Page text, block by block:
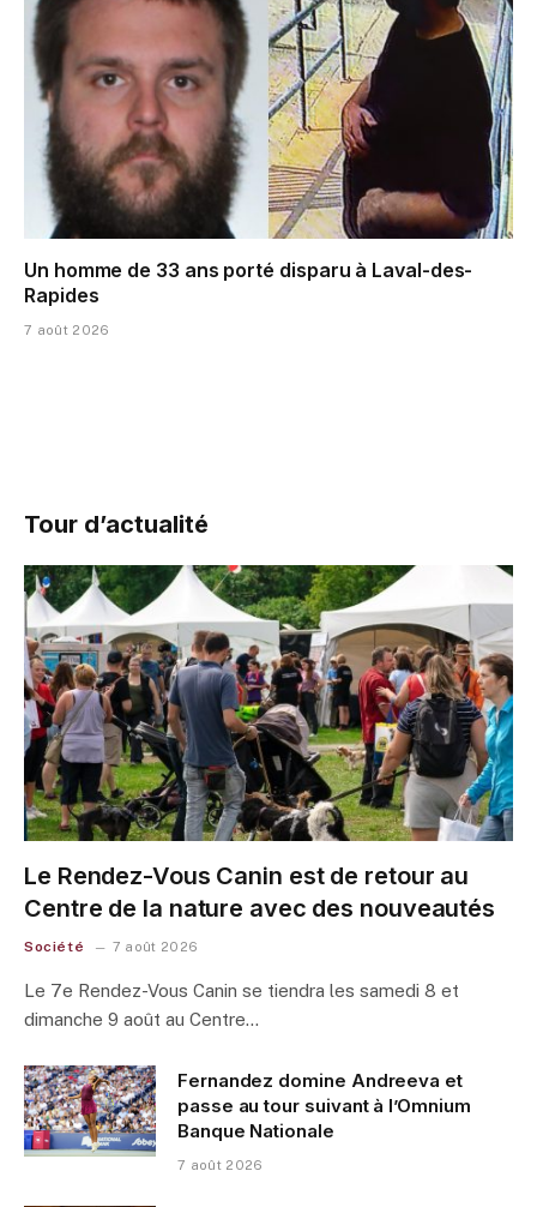
Un homme de 33 ans porté disparu à Laval-des-
Rapides
7 août 2026
Tour d’actualité
Le Rendez-Vous Canin est de retour au
Centre de la nature avec des nouveautés
Société 7 août 2026
Le 7e Rendez-Vous Canin se tiendra les samedi 8 et
dimanche 9 août au Centre…
Fernandez domine Andreeva et
passe au tour suivant à l’Omnium
Banque Nationale
7 août 2026